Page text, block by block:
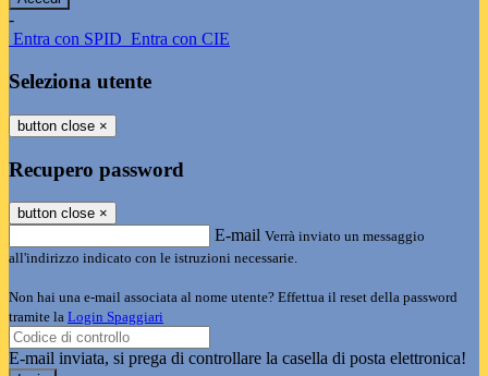
-
Entra con SPID Entra con CIE
Seleziona utente
button close ×
Recupero password
button close ×
E-mail Verrà inviato un messaggio
all'indirizzo indicato con le istruzioni necessarie.
Non hai una e-mail associata al nome utente? Effettua il reset della password
tramite la Login Spaggiari
E-mail inviata, si prega di controllare la casella di posta elettronica!